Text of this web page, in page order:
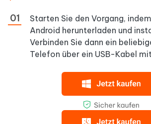
Starten Sie den Vorgang,
Android herunterladen und
Verbinden Sie dann ein
Telefon über ein USB-Kabel